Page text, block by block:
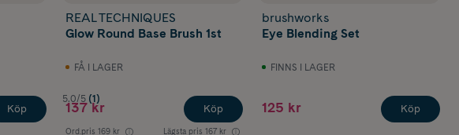
Köp
REAL TECHNIQUES
Glow Round Base Brush 1st
FÅ I LAGER
5.0/5 (1)
137 kr
Ord.pris 169 kr Lägsta pris 167 kr
Köp
brushworks
Eye Blending Set
FINNS I LAGER
125 kr Köp